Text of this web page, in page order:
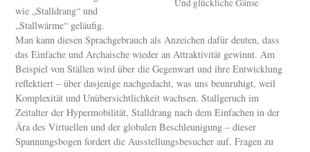
Und glückliche Gänse
wie „Stalldrang“ und
„Stallwärme“ geläufig.
Man kann diesen Sprachgebrauch als Anzeichen dafür deuten, dass
das Einfache und Archaische wieder an Attraktivität gewinnt. Am
Beispiel von Ställen wird über die Gegenwart und ihre Entwicklung
reflektiert – über dasjenige nachgedacht, was uns beunruhigt, weil
Komplexität und Unübersichtlichkeit wachsen. Stallgeruch im
Zeitalter der Hypermobilität, Stalldrang nach dem Einfachen in der
Ära des Virtuellen und der globalen Beschleunigung – dieser
Spannungsbogen fordert die Ausstellungsbesucher auf, Fragen zu